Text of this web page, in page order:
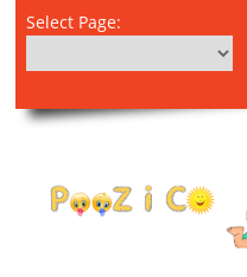
Select Page: